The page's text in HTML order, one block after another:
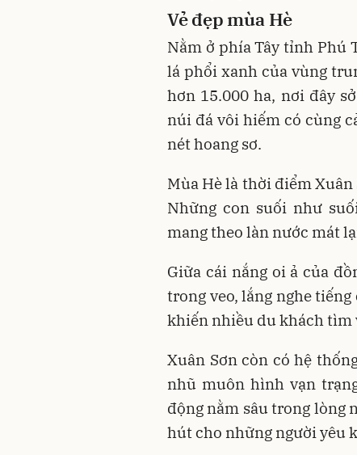
Vẻ đẹp mùa Hè
Nằm ở phía Tây tỉnh Phú
lá phổi xanh của vùng
hơn 15.000 ha, nơi đây
núi đá vôi hiếm có cùng
nét hoang sơ.
Mùa Hè là thời điểm
Những con suối như
mang theo làn nước mát
Giữa cái nắng oi ả của
trong veo, lắng nghe
khiến nhiều du khách tìm
Xuân Sơn còn có hệ
nhũ muôn hình vạn
động nằm sâu trong lòng
hút cho những người yêu